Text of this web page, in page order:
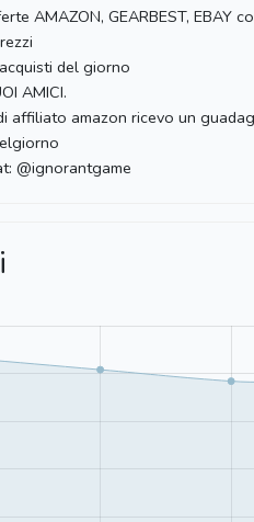
AMAZON, GEARBEST, EBAY
del giorno
AMICI.
affiliato amazon ricevo un
@ignorantgame